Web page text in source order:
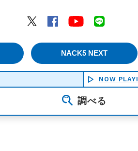
Twitter
Facebook YouTube
NACK5 NEXT
NOW
調べる